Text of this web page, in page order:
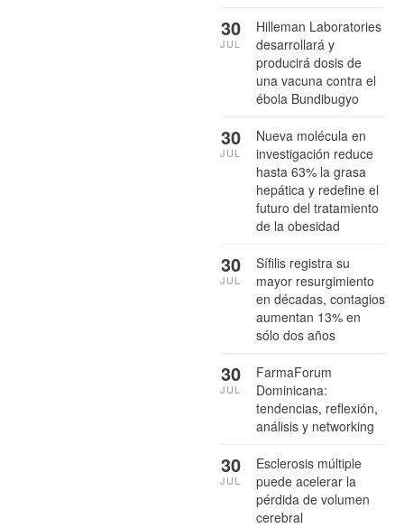
Hilleman Laboratories
desarrollará y
producirá dosis de
una vacuna contra el
ébola Bundibugyo
30
JUL
Nueva molécula en
investigación reduce
hasta 63% la grasa
hepática y redefine el
futuro del tratamiento
de la obesidad
30
JUL
Sífilis registra su
mayor resurgimiento
en décadas, contagios
aumentan 13% en
sólo dos años
30
JUL
FarmaForum
Dominicana:
tendencias, reflexión,
análisis y networking
30
JUL
Esclerosis múltiple
puede acelerar la
pérdida de volumen
cerebral
30
JUL